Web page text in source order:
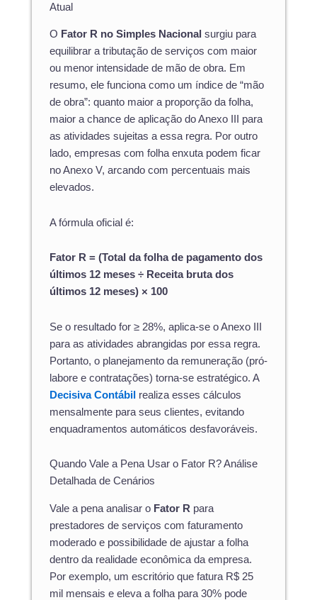
Atual
O Fator R no Simples Nacional surgiu para
equilibrar a tributação de serviços com maior
ou menor intensidade de mão de obra. Em
resumo, ele funciona como um índice de “mão
de obra”: quanto maior a proporção da folha,
maior a chance de aplicação do Anexo III para
as atividades sujeitas a essa regra. Por outro
lado, empresas com folha enxuta podem ficar
no Anexo V, arcando com percentuais mais
elevados.
A fórmula oficial é:
Fator R = (Total da folha de pagamento dos
últimos 12 meses ÷ Receita bruta dos
últimos 12 meses) × 100
Se o resultado for ≥ 28%, aplica-se o Anexo III
para as atividades abrangidas por essa regra.
Portanto, o planejamento da remuneração (pró-
labore e contratações) torna-se estratégico. A
Decisiva Contábil realiza esses cálculos
mensalmente para seus clientes, evitando
enquadramentos automáticos desfavoráveis.
Quando Vale a Pena Usar o Fator R? Análise
Detalhada de Cenários
Vale a pena analisar o Fator R para
prestadores de serviços com faturamento
moderado e possibilidade de ajustar a folha
dentro da realidade econômica da empresa.
Por exemplo, um escritório que fatura R$ 25
mil mensais e eleva a folha para 30% pode